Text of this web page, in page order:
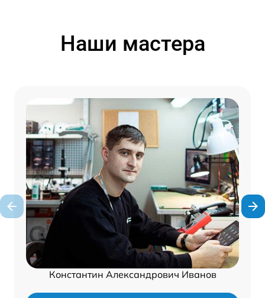
Наши мастера
Константин Александрович Иванов